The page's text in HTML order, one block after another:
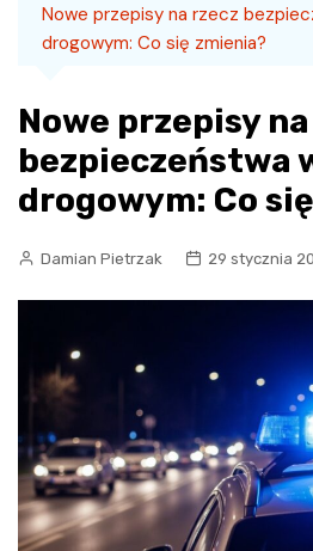
Nowe przepisy na rzecz
drogowym: Co się zmienia?
Nowe przepisy
bezpieczeństwa
drogowym: Co
Damian Pietrzak 29 stycznia